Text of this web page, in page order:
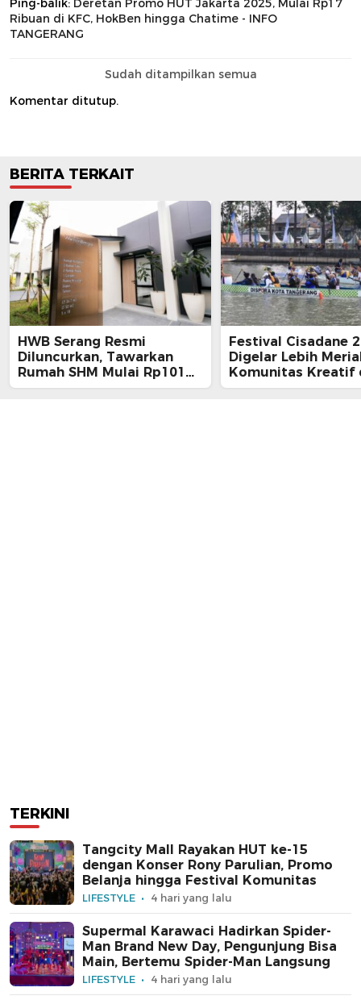
Ping-balik: Deretan Promo HUT Jakarta 2025, Mulai Rp17
Ribuan di KFC, HokBen hingga Chatime - INFO
TANGERANG
Sudah ditampilkan semua
Komentar ditutup.
BERITA TERKAIT
HWB Serang Resmi
Diluncurkan, Tawarkan
Rumah SHM Mulai Rp101
Juta
Festival Cisadane
Digelar Lebih
Komunitas Kreatif
Ratusan UMKM
TERKINI
Tangcity Mall Rayakan HUT ke-15
dengan Konser Rony Parulian, Promo
Belanja hingga Festival Komunitas
LIFESTYLE 4 hari yang lalu
Supermal Karawaci Hadirkan Spider-
Man Brand New Day, Pengunjung Bisa
Main, Bertemu Spider-Man Langsung
LIFESTYLE 4 hari yang lalu